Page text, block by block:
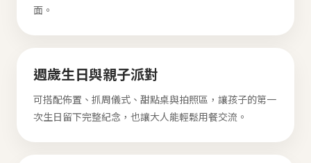
面。
週歲生日與親子派對
可搭配佈置、抓周儀式、甜點桌與拍照區，讓孩子的第一
次生日留下完整紀念，也讓大人能輕鬆用餐交流。